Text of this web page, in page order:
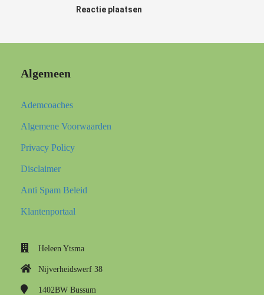
Reactie plaatsen
Algemeen
Ademcoaches
Algemene Voorwaarden
Privacy Policy
Disclaimer
Anti Spam Beleid
Klantenportaal
Heleen Ytsma
Nijverheidswerf 38
1402BW Bussum